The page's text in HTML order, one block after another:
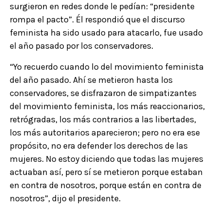
surgieron en redes donde le pedían: “presidente
rompa el pacto”. Él respondió que el discurso
feminista ha sido usado para atacarlo, fue usado
el año pasado por los conservadores.
“Yo recuerdo cuando lo del movimiento feminista
del año pasado. Ahí se metieron hasta los
conservadores, se disfrazaron de simpatizantes
del movimiento feminista, los más reaccionarios,
retrógradas, los más contrarios a las libertades,
los más autoritarios aparecieron; pero no era ese
propósito, no era defender los derechos de las
mujeres. No estoy diciendo que todas las mujeres
actuaban así, pero sí se metieron porque estaban
en contra de nosotros, porque están en contra de
nosotros”, dijo el presidente.